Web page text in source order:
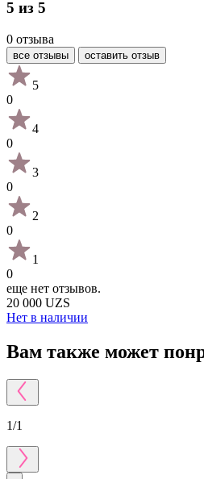
5 из 5
0 отзыва
все отзывы оставить отзыв
5
0
4
0
3
0
2
0
1
0
еще нет отзывов.
20 000 UZS
Нет в наличии
Вам также может
1/1